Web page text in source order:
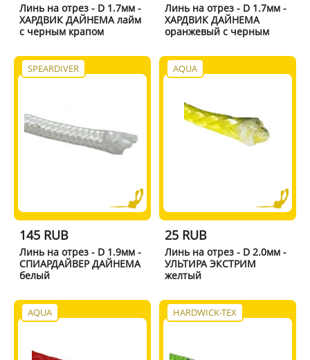
Линь на отрез - D 1.7мм -
ХАРДВИК ДАЙНЕМА лайм
с черным крапом
Линь на отрез - D 1.7мм -
ХАРДВИК ДАЙНЕМА
оранжевый с черным
SPEARDIVER
145 RUB
Линь на отрез - D 1.9мм -
СПИАРДАЙВЕР ДАЙНЕМА
белый
AQUA
25 RUB
Линь на отрез - D 2.0мм -
УЛЬТИРА ЭКСТРИМ
желтый
AQUA HARDWICK-TEX